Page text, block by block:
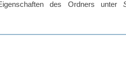
des Ordners unter